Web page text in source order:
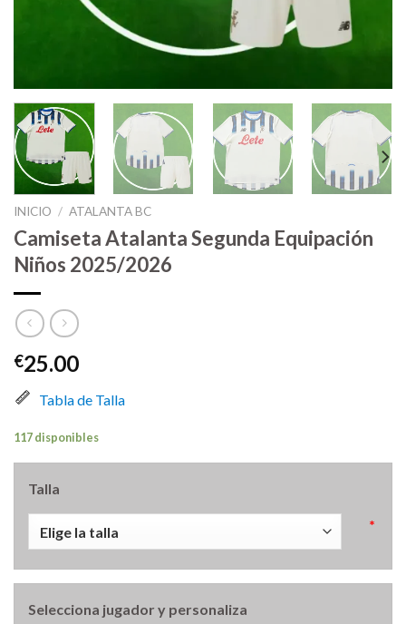
INICIO / ATALANTA BC
Camiseta Atalanta Segunda Equipación
Niños 2025/2026
€25.00
Tabla de Talla
117 disponibles
Talla
*
Selecciona jugador y personaliza